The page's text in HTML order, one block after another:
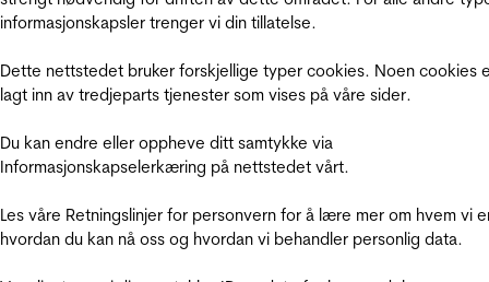
informasjonskapsler trenger vi din tillatelse.
Dette nettstedet bruker forskjellige typer cookies. Noen cookies
lagt inn av tredjeparts tjenester som vises på våre sider.
Du kan endre eller oppheve ditt samtykke via
Informasjonskapselerkæring på nettstedet vårt.
Les våre Retningslinjer for personvern for å lære mer om hvem vi
hvordan du kan nå oss og hvordan vi behandler personlig data.